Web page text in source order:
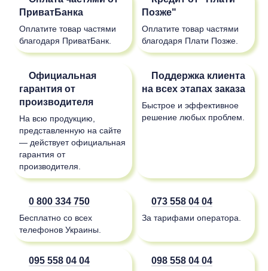
ПриватБанка
Оплатите товар частями
благодаря ПриватБанк.
Позже"
Оплатите товар частями
благодаря Плати Позже.
Официальная
гарантия от
производителя
На всю продукцию,
представленную на сайте
— действует официальная
гарантия от
производителя.
Поддержка клиента
на всех этапах заказа
Быстрое и эффективное
решение любых проблем.
0 800 334 750
Бесплатно со всех
телефонов Украины.
073 558 04 04
За тарифами оператора.
095 558 04 04 098 558 04 04